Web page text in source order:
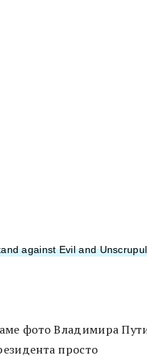
against Evil and
фото Владимира
просто